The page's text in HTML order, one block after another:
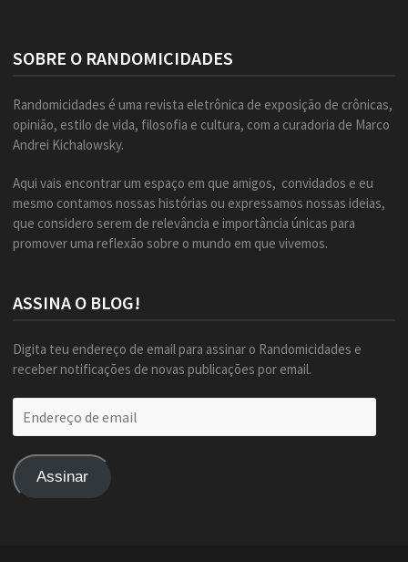
SOBRE O RANDOMICIDADES
Randomicidades é uma revista eletrônica de exposição de crônicas,
opinião, estilo de vida, filosofia e cultura, com a curadoria de Marco
Andrei Kichalowsky.
Aqui vais encontrar um espaço em que amigos, convidados e eu
mesmo contamos nossas histórias ou expressamos nossas ideias,
que considero serem de relevância e importância únicas para
promover uma reflexão sobre o mundo em que vivemos.
ASSINA O BLOG!
Digita teu endereço de email para assinar o Randomicidades e
receber notificações de novas publicações por email.
de
Assinar